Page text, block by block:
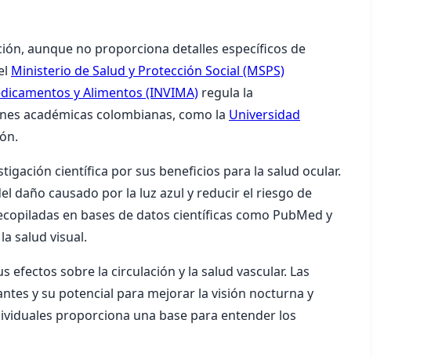
aunque no proporciona detalles específicos de
Ministerio de Salud y Protección Social (MSPS)
y Alimentos (INVIMA) regula la
académicas colombianas, como la Universidad
científica por sus beneficios para la salud ocular.
daño causado por la luz azul y reducir el riesgo de
en bases de datos científicas como PubMed y
salud visual.
sobre la circulación y la salud vascular. Las
y su potencial para mejorar la visión nocturna y
proporciona una base para entender los